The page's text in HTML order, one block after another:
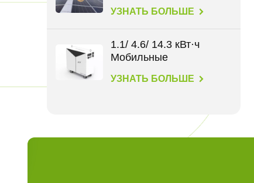
УЗНАТЬ БОЛЬШЕ
1.1/ 4.6/ 14.3 кВт·ч
Мобильные
УЗНАТЬ БОЛЬШЕ